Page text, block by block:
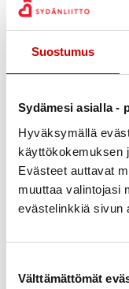
Suostumus
Sydämesi asialla -
Hyväksymällä
käyttökokemuksen
Evästeet auttavat
muuttaa valintojasi
evästelinkkiä sivun
Välttämättömät
hyvältä.
Tyytyväisyys
hyvinvoinnille. Se
kontrollia, vaan
omaan
varmuutta
Tänään on
parantaa